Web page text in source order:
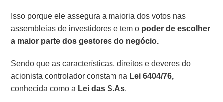
Isso porque ele assegura a maioria dos votos nas
assembleias de investidores e tem o poder de escolher
a maior parte dos gestores do negócio.
Sendo que as características, direitos e deveres do
acionista controlador constam na Lei 6404/76,
conhecida como a Lei das S.As.